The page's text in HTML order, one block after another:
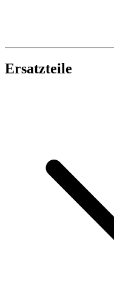
Ersatzteile